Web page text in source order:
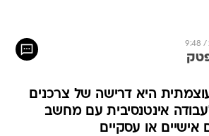
היא דרישה של צרכנים
אינטנסיבית עם מחשב
אישיים או עסקיים